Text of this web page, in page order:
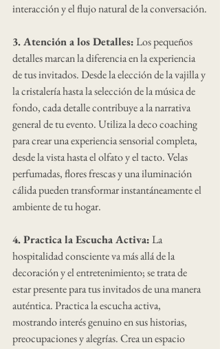
interacción y el flujo natural de la conversación.
3. Atención a los Detalles: Los pequeños
detalles marcan la diferencia en la experiencia
de tus invitados. Desde la elección de la vajilla y
la cristalería hasta la selección de la música de
fondo, cada detalle contribuye a la narrativa
general de tu evento. Utiliza la deco coaching
para crear una experiencia sensorial completa,
desde la vista hasta el olfato y el tacto. Velas
perfumadas, flores frescas y una iluminación
cálida pueden transformar instantáneamente el
ambiente de tu hogar.
4. Practica la Escucha Activa: La
hospitalidad consciente va más allá de la
decoración y el entretenimiento; se trata de
estar presente para tus invitados de una manera
auténtica. Practica la escucha activa,
mostrando interés genuino en sus historias,
preocupaciones y alegrías. Crea un espacio